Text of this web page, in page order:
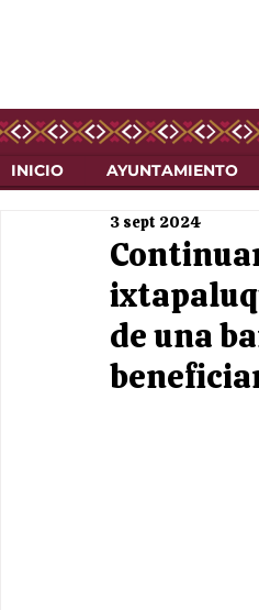
de una
3 sept 2024
INICIO AYUNTAMIENTO